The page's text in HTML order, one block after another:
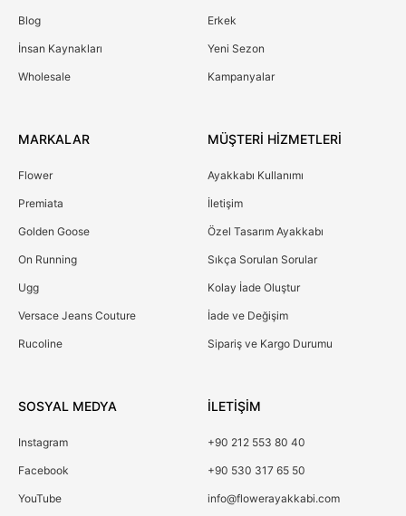
Blog
İnsan Kaynakları
Wholesale
Erkek
Yeni Sezon
Kampanyalar
MARKALAR
Flower
Premiata
Golden Goose
On Running
Ugg
Versace Jeans Couture
Rucoline
MÜŞTERİ HİZMETLERİ
Ayakkabı Kullanımı
İletişim
Özel Tasarım Ayakkabı
Sıkça Sorulan Sorular
Kolay İade Oluştur
İade ve Değişim
Sipariş ve Kargo Durumu
SOSYAL MEDYA
Instagram
Facebook
YouTube
İLETİŞİM
+90 212 553 80 40
+90 530 317 65 50
info@flowerayakkabi.com